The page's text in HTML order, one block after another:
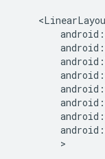
<
android :
android :
android :
android :
android :
android :
android :
android :
>